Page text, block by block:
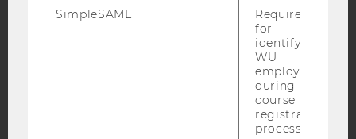
YouTube Bluesky
ACCESSABILITY STATEMENT
SimpleSAML
Required
for
identifying
WU
employees
during the
course
registration
process.